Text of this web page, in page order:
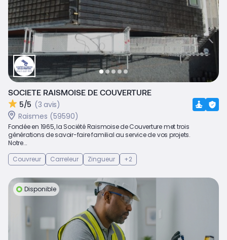
SOCIETE RAISMOISE DE COUVERTURE
5/5 (3 avis)
Raismes (59590)
Fondée en 1965, la Société Raismoise de Couverture met trois
générations de savoir-faire familial au service de vos projets.
Notre...
Couvreur
Carreleur Zingueur +2
Disponible